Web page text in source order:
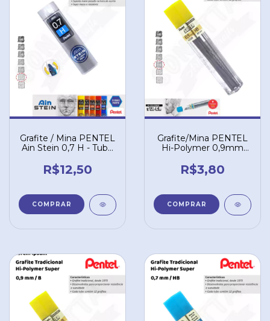
Grafite / Mina PENTEL
Ain Stein 0,7 H - Tubo
R$12,50
Grafite/Mina PENTEL
Hi-Polymer 0,9mm
R$3,80